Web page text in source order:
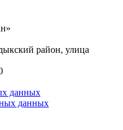
район, улица
данных
данных